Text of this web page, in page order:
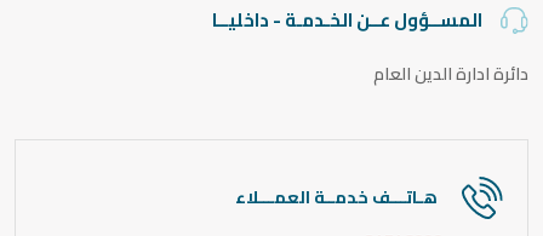
المســؤول عــن الخـدمـة - داخليــا
دائرة ادارة الدين العام
هـاتـــف خدمــة العمـــلاء